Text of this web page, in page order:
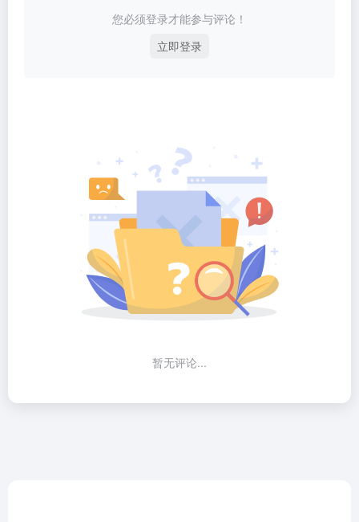
您必须登录才能参与评论！
立即登录
暂无评论...